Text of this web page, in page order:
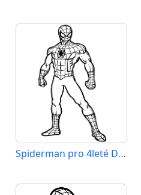
Spiderman pro 4leté Děti